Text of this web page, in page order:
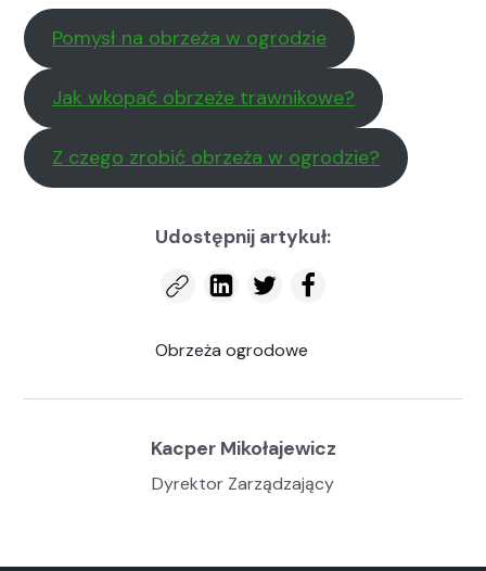
Pomysł na obrzeża w ogrodzie
Jak wkopać obrzeże trawnikowe?
Z czego zro­bić obrzeża w ogrodzie?
Udostępnij artykuł:
Obrzeża ogrodowe
Kacper Mikołajewicz
Dyrektor Zarządzający